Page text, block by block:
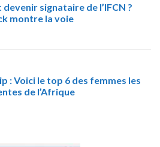
signataire de l’IFCN ?
montre la voie
: Voici le top 6 des femmes les
de l’Afrique